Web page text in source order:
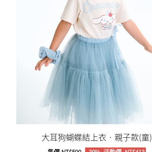
大耳狗蝴蝶結上衣‧親子款(童)